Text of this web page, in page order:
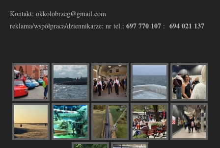
Kontakt: okkolobrzeg@gmail.com
reklama/współpraca/dziennikarze: nr tel.: 697 770 107 : 694 021 137